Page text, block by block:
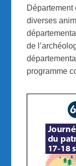
diverses
de
programme